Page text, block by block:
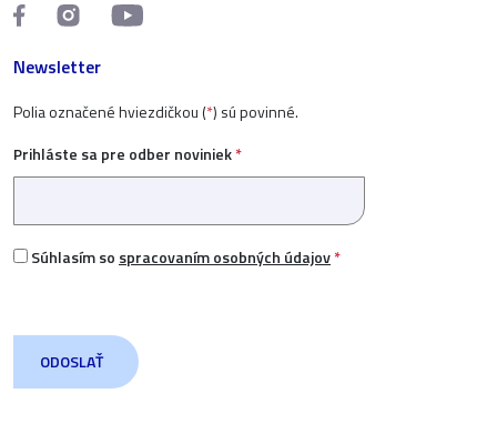
Newsletter
Polia označené hviezdičkou (*) sú povinné.
Prihláste sa pre odber noviniek*
Súhlasím so spracovaním osobných údajov*